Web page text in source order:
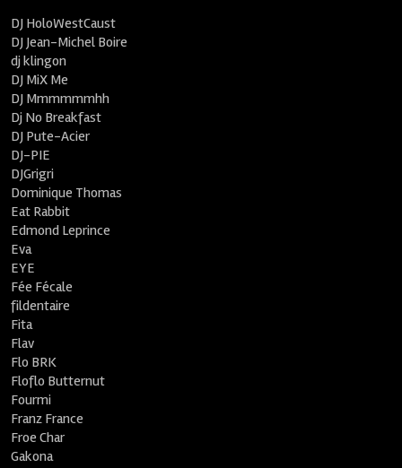
DJ HoloWestCaust
DJ Jean-Michel Boire
dj klingon
DJ MiX Me
DJ Mmmmmmhh
Dj No Breakfast
DJ Pute-Acier
DJ-PIE
DJGrigri
Dominique Thomas
Eat Rabbit
Edmond Leprince
Eva
EYE
Fée Fécale
fildentaire
Fita
Flav
Flo BRK
Floflo Butternut
Fourmi
Franz France
Froe Char
Gakona